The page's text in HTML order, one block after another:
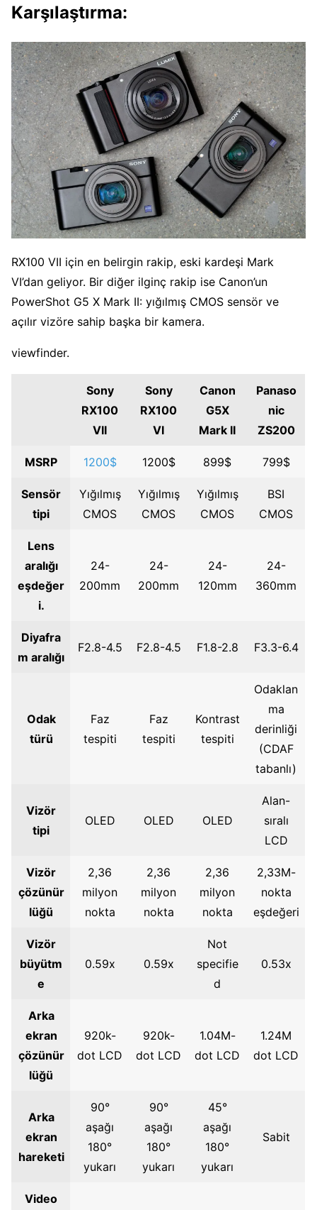
Karşılaştırma:
RX100 VII için en belirgin rakip, eski kardeşi Mark
VI’dan geliyor. Bir diğer ilginç rakip ise Canon’un
PowerShot G5 X Mark II: yığılmış CMOS sensör ve
açılır vizöre sahip başka bir kamera.
viewfinder.
Sony
RX100
VII
Sony
RX100
VI
Canon
G5X
Mark II
Panaso
nic
ZS200
MSRP 1200$ 1200$ 899$ 799$
Sensör
tipi
Yığılmış
CMOS
Yığılmış
CMOS
Yığılmış
CMOS
BSI
CMOS
Lens
aralığı
eşdeğer
i.
24-
200mm
24-
200mm
24-
120mm
24-
360mm
Diyafra
m aralığı
F2.8-4.5 F2.8-4.5 F1.8-2.8 F3.3-6.4
Odak
türü
Faz
tespiti
Faz
tespiti
Kontrast
tespiti
Odaklan
ma
derinliği
(CDAF
tabanlı)
Vizör
tipi
OLED OLED OLED
Alan-
sıralı
LCD
Vizör
çözünür
lüğü
2,36
milyon
nokta
2,36
milyon
nokta
2,36
milyon
nokta
2,33M-
nokta
eşdeğeri
Vizör
büyütm
e
0.59x 0.59x
Not
specifie
d
0.53x
Arka
ekran
çözünür
lüğü
920k-
dot LCD
920k-
dot LCD
1.04M-
dot LCD
1.24M
dot LCD
Arka
ekran
hareketi
90°
aşağı
180°
yukarı
90°
aşağı
180°
yukarı
45°
aşağı
180°
yukarı
Sabit
Video